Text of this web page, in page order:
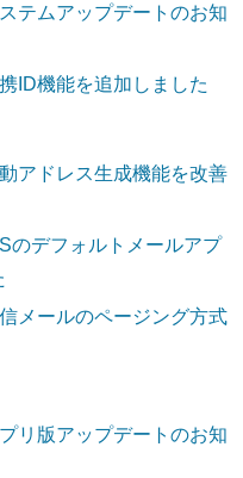
テムアップデートのお知
ID機能を追加しました
アドレス生成機能を改善
のデフォルトメールアプ
メールのページング方式
リ版アップデートのお知